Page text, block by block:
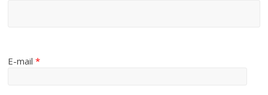
E-mail*